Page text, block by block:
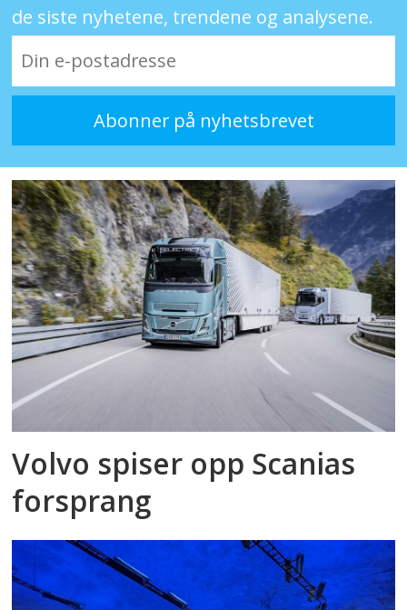
de siste nyhetene, trendene og analysene.
Volvo spiser opp Scanias
forsprang